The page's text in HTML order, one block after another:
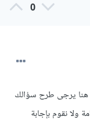
0
يرجى طرح سؤالك
نقوم بإجابة